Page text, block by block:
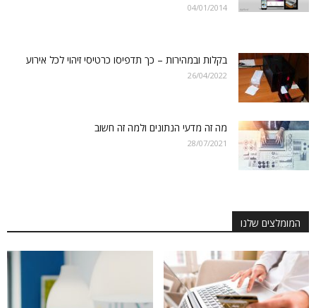
04/01/2014
בקלות ובמהירות – כך תדפיסו כרטיסי זיהוי לכל אירוע
26/04/2022
מה זה מדעי הנתונים ולמה זה חשוב
28/07/2021
המומלצים שלנו